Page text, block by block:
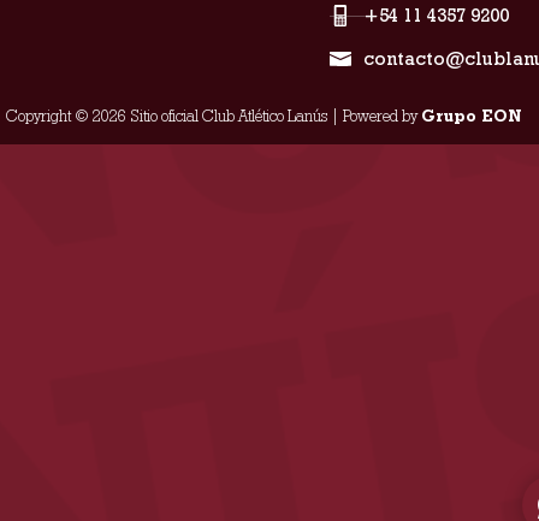
+54 11 4357 9200
Copyright © 2026 Sitio oficial Club Atlético Lanús | Powered byGrupo EON